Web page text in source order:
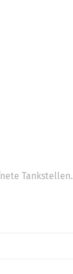
Tankstellen.